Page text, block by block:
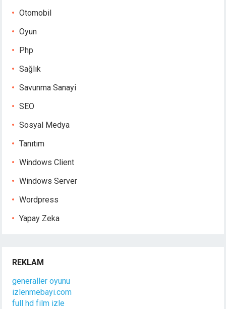
Otomobil
Oyun
Php
Sağlık
Savunma Sanayi
SEO
Sosyal Medya
Tanıtım
Windows Client
Windows Server
Wordpress
Yapay Zeka
REKLAM
generaller oyunu
izlenmebayi.com
full hd film izle